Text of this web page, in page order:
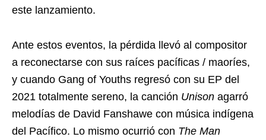
este lanzamiento.
Ante estos eventos, la pérdida llevó al compositor
a reconectarse con sus raíces pacíficas / maoríes,
y cuando Gang of Youths regresó con su EP del
2021 totalmente sereno, la canción Unison agarró
melodías de David Fanshawe con música indígena
del Pacífico. Lo mismo ocurrió con The Man